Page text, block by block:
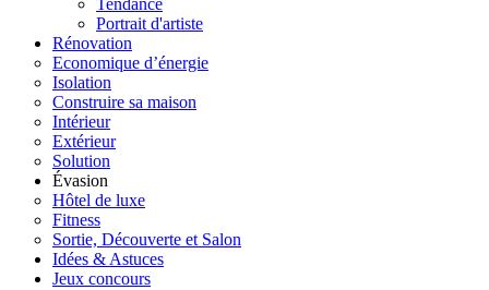
Tendance
Portrait d'artiste
Rénovation
Economique d’énergie
Isolation
Construire sa maison
Intérieur
Extérieur
Solution
Évasion
Hôtel de luxe
Fitness
Sortie, Découverte et Salon
Idées & Astuces
Jeux concours